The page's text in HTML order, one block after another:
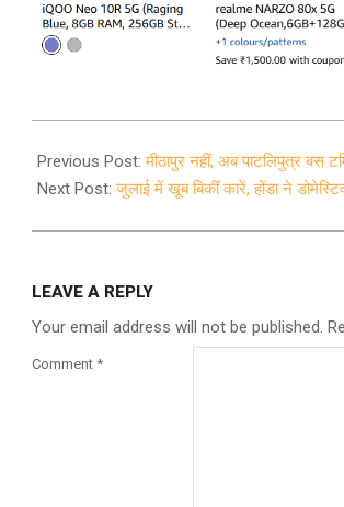
08-
02
Previous Post:मीठापुर नहीं, अब पाटलिपुत्र बस
Next Post:जुलाई में खूब बिकीं कारें, होंडा ने
LEAVE A REPLY
Your email address will not be published.
Comment *